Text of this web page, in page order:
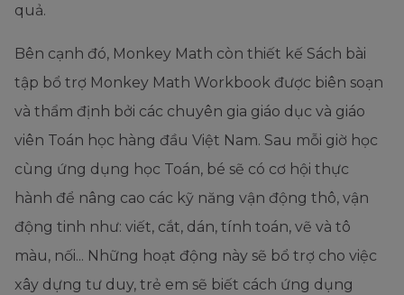
quả.
Bên cạnh đó, Monkey Math còn thiết kế Sách bài
tập bổ trợ Monkey Math Workbook được biên soạn
và thẩm định bởi các chuyên gia giáo dục và giáo
viên Toán học hàng đầu Việt Nam. Sau mỗi giờ học
cùng ứng dụng học Toán, bé sẽ có cơ hội thực
hành để nâng cao các kỹ năng vận động thô, vận
động tinh như: viết, cắt, dán, tính toán, vẽ và tô
màu, nối... Những hoạt động này sẽ bổ trợ cho việc
xây dựng tư duy, trẻ em sẽ biết cách ứng dụng